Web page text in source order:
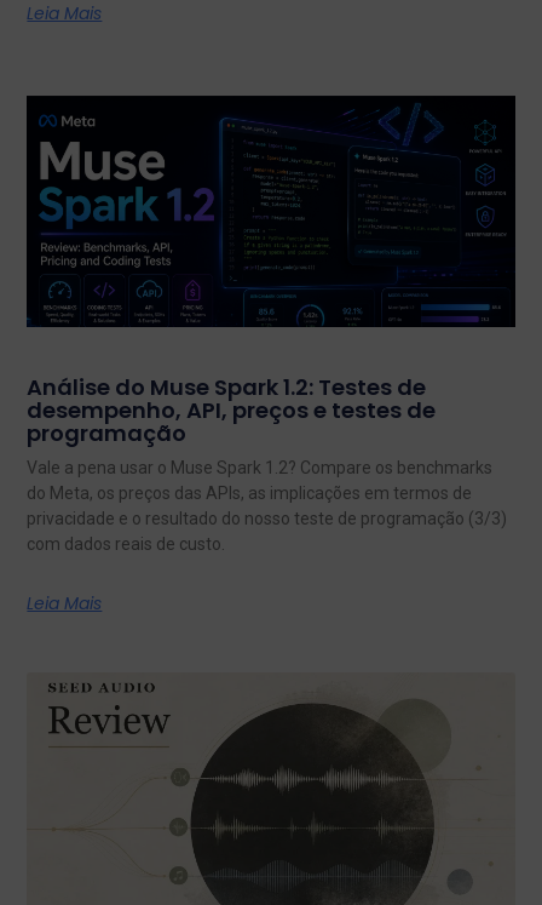
Leia Mais
Análise do Muse Spark 1.2: Testes de
desempenho, API, preços e testes de
programação
Vale a pena usar o Muse Spark 1.2? Compare os benchmarks
do Meta, os preços das APIs, as implicações em termos de
privacidade e o resultado do nosso teste de programação (3/3)
com dados reais de custo.
Leia Mais